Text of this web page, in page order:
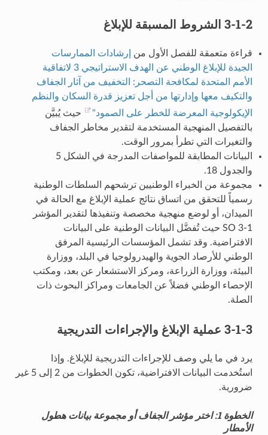
3-1-2 الشروط المسبقة للإبلاغ
قراءة متعمقة للفصل الأول من
إرشادات الممارسات
الجيدة للإبلاغ الوطني عن الهدف الاستراتيجي 3 لاتفاقية
الأمم المتحدة لمكافحة التصحر: التخفيف من آثار الجفاف
والتكيف معها وإدارتها من أجل تعزيز قدرة السكان والنظم
الإيكولوجية المعرضة للخطر على الصمود"
حيث يُبيَّن
بالتفصيل المنهجية المستخدمة لتقدير مخاطر الجفاف
والتغيرات التي تطرأ بمرور الوقت.
البيانات المطابقة للمواصفات المدرجة في الشكل 5
والجدول 18.
مجموعة من الخبراء الوطنيين ترشحهم السلطات الوطنية
رسمياً للتحقق من اتساق نتائج عملية الإبلاغ مع الحالة في
الميدان، أو لوضع منهجية مخصصة وتنفيذها لتقدير المؤشر
SO 3-1 حيث تُفضَّل البيانات الوطنية على البيانات
الافتراضية. وقد تشمل المؤسسات الرئيسية المرفق
الوطني للأرصاد الجوية والهيدرولوجيا في البلد، ووزارة
البيئة، ووزارة الزراعة، ومركز الاستشعار عن بعد، ومكتب
الإحصاء الوطني فضلاً عن الجامعات ومراكز البحوث ذات
الصلة.
3-1-3 عملية الإبلاغ والإجراءات التدريجية
يرد في ما يلي وصف للإجراءات التدريجية للإبلاغ. وإذا
استُخدمت البيانات الافتراضية، تكون الخطوات من 2 إلى 5 غير
ضرورية.
الخطوة 1: اختر مؤشر الجفاف أو مجموعة بيانات هطول
الأمطار